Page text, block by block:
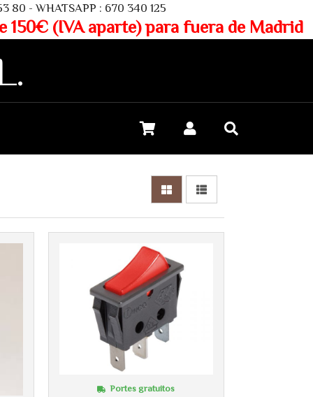
: 670 340 125
para fuera de Madrid
Portes gratuitos